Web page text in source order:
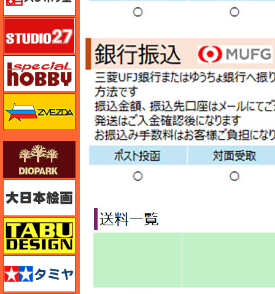
スペシャルホビー
ズベズダ（Zvezda）
ダイオパーク（diopark）
タブデザイン・スタジオ27